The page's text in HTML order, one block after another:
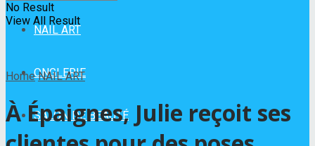
NAIL ART
ONGLERIE
SALON DE BEAUTÉ
No Result
View All Result
Home NAIL ART
À Épaignes, Julie reçoit ses